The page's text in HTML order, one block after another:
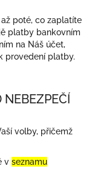
poté, co zaplatíte
platby bankovním
na Náš účet,
provedení platby.
NEBEZPEČÍ
volby, přičemž
v seznamu